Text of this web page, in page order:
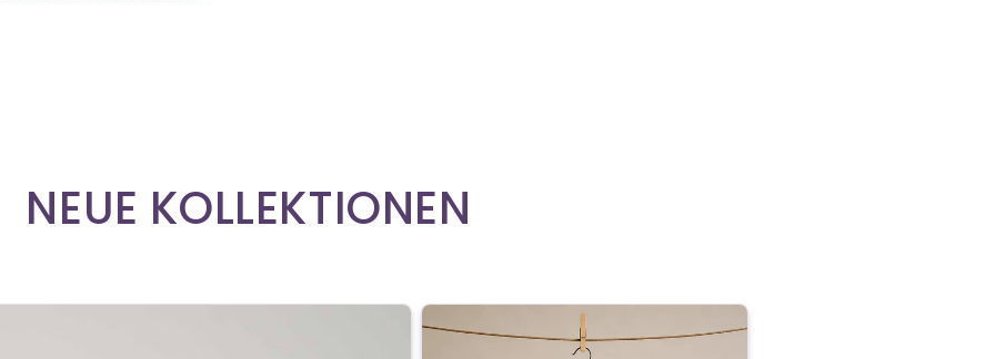
NEUE KOLLEKTIONEN